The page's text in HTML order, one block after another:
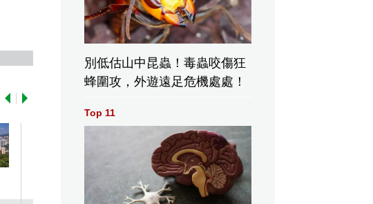
貿發局上調香
香港與內地貿
別低估山中昆蟲！毒蟲咬傷狂
蜂圍攻，外遊遠足危機處處！
Top 11